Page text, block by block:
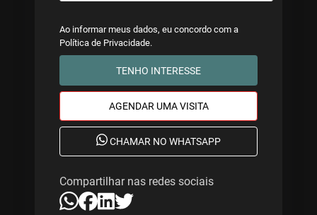
Ao informar meus dados, eu concordo com a
Política de Privacidade.
TENHO INTERESSE
AGENDAR UMA VISITA
CHAMAR NO WHATSAPP
Compartilhar nas redes sociais